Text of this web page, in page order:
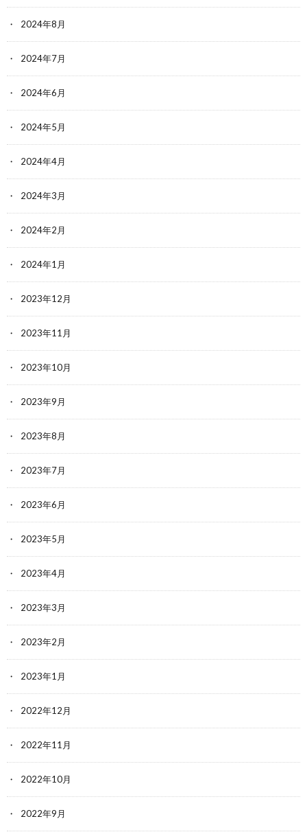
2024年8月
2024年7月
2024年6月
2024年5月
2024年4月
2024年3月
2024年2月
2024年1月
2023年12月
2023年11月
2023年10月
2023年9月
2023年8月
2023年7月
2023年6月
2023年5月
2023年4月
2023年3月
2023年2月
2023年1月
2022年12月
2022年11月
2022年10月
2022年9月